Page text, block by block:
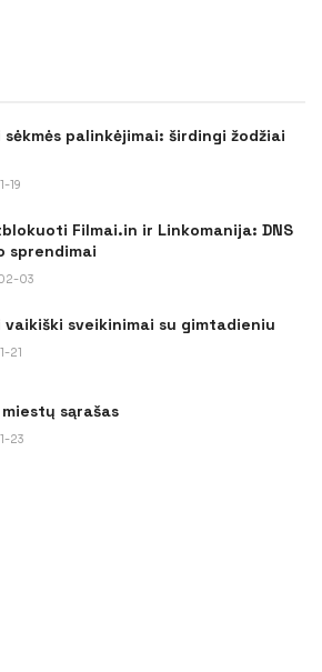
sėkmės palinkėjimai: širdingi žodžiai
19
Filmai.in ir Linkomanija: DNS
sprendimai
03
vaikiški sveikinimai su gimtadieniu
21
sąrašas
23